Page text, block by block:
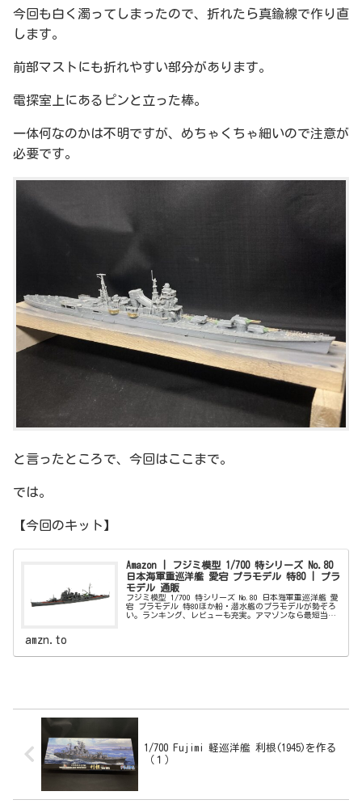
今回も白く濁ってしまったので、折れたら真鍮線で作り直
します。
前部マストにも折れやすい部分があります。
電探室上にあるピンと立った棒。
一体何なのかは不明ですが、めちゃくちゃ細いので注意が
必要です。
と言ったところで、今回はここまで。
では。
【今回のキット】
Amazon | フジミ模型 1/700 特シリーズ No.80
日本海軍重巡洋艦 愛宕 プラモデル 特80 | プラ
モデル 通販
フジミ模型 1/700 特シリーズ No.80 日本海軍重巡洋艦 愛
宕 プラモデル 特80ほか船・潜水艦のプラモデルが勢ぞろ
い。ランキング、レビューも充実。アマゾンなら最短当日
amzn.to
1/700 Fujimi 軽巡洋艦 利根(1945)を作る
（１）